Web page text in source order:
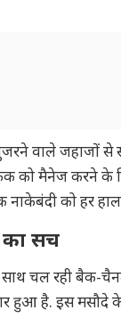
गुजरने वाले जहाजों
को मैनेज करने
को हर
का सच
चल रही बैक-
हुआ है. इस मसौदे